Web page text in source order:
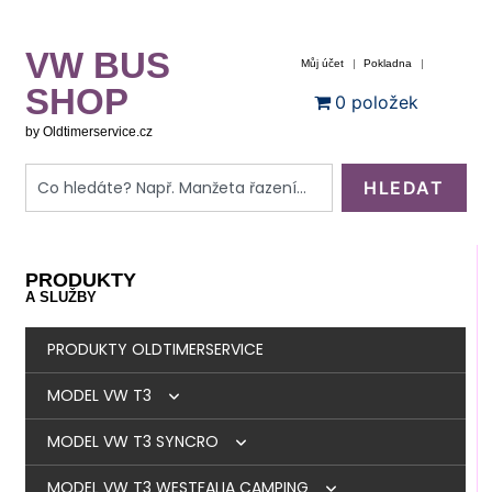
VW BUS
SHOP
by Oldtimerservice.cz
Můj účet Pokladna
0 položek
HLEDAT
PRODUKTY
A SLUŽBY
PRODUKTY OLDTIMERSERVICE
MODEL VW T3
BRZDY
MODEL VW T3 SYNCRO